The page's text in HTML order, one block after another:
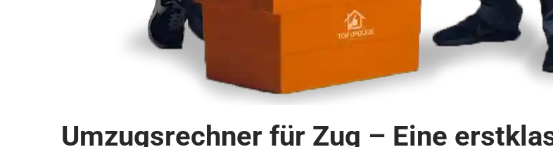
Umzugsrechner für Zug – Eine